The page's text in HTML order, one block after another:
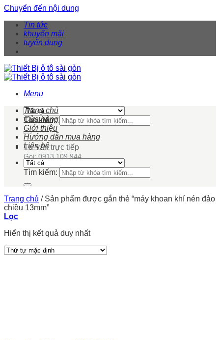
Chuyển đến nội dung
Tin tức
khuyến mãi
tuyển dụng
Menu
Tìm kiếm:
Tư vấn trực tiếp
Gọi: 0913 109 944
Trang chủ
Cửa hàng
Giới thiệu
Hướng dẫn mua hàng
Liên hệ
Tìm kiếm:
Trang chủ /Sản phẩm được gắn thẻ “máy khoan khí nén đảo
chiều 13mm”
Lọc
Hiển thị kết quả duy nhất